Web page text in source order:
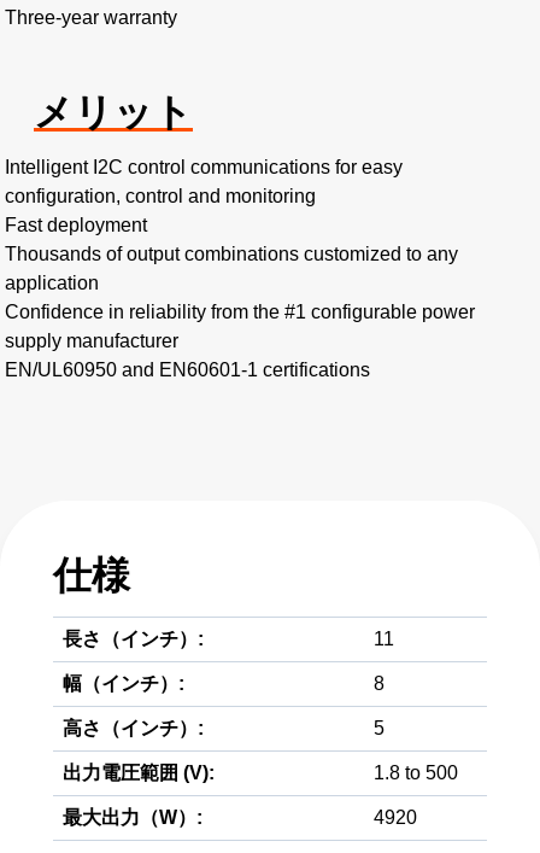
Three-year warranty
メリット
Intelligent I2C control communications for easy
configuration, control and monitoring​
Fast deployment​
Thousands of output combinations customized to any
application
Confidence in reliability from the #1 configurable power
supply manufacturer
EN/UL60950 and EN60601-1 certifications
仕様
長さ（インチ）: 11
幅（インチ）: 8
高さ（インチ）: 5
出力電圧範囲 (V): 1.8 to 500
最大出力（W）: 4920